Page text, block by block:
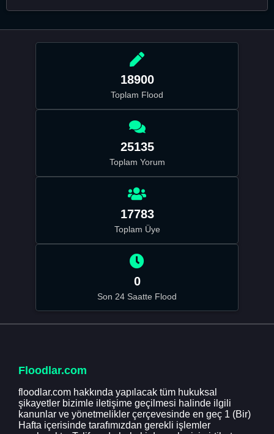
18900
Toplam Flood
25135
Toplam Yorum
17783
Toplam Üye
0
Son 24 Saatte Flood
Floodlar.com
floodlar.com hakkında yapılacak tüm hukuksal
şikayetler bizimle iletişime geçilmesi halinde ilgili
kanunlar ve yönetmelikler çerçevesinde en geç 1 (Bir)
Hafta içerisinde tarafımızdan gerekli işlemler